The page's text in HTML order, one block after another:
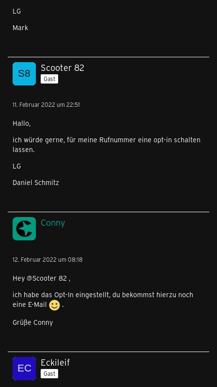
LG
Mark
Scooter 82
Gast
11. Februar 2022 um 22:51
Hallo,
ich würde gerne, für meine Rufnummer eine opt-in schalten
lassen.
LG
Daniel Schmitz
Conny
12. Februar 2022 um 08:18
Hey @Scooter 82 ,
ich habe das Opt-In eingestellt, du bekommst hierzu noch
eine E-Mail
.
Grüße Conny
Eckileif
Gast